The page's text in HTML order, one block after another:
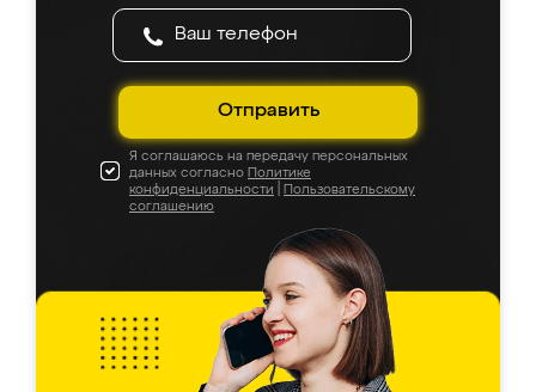
Отправить
Я соглашаюсь на передачу персональных
данных согласно Политике
конфиденциальности
Пользовательскому
соглашению